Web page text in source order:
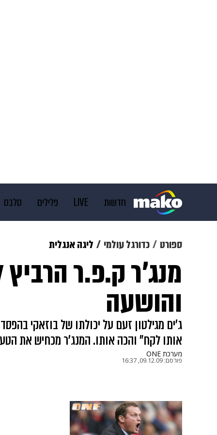
חדשות LIVE פלילים סלבס
תרבות צבא וביטחון
גאווה ויוה תשעה
ספורט כדורגל עולמי ליגה אנגלית
מנג'ר ק.פ.ר
והושעה
ג'ים מגילטון זעם על יכולתו של בוזאקי
אותו לקח" והכה אותו. המנג'ר מכחיש את
מערכת ONE
פורסם: 09.12.09, 16:37